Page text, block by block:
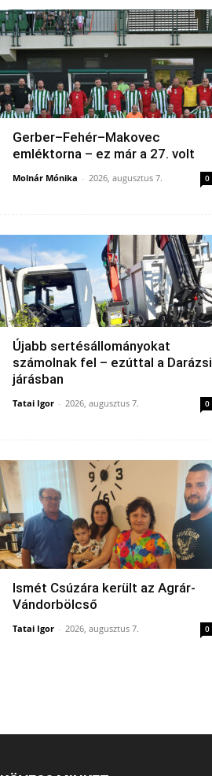
Gerber–Fehér–Makovec
emléktorna – ez már a 27. volt
Molnár Mónika - 2026, augusztus 7. 0
Újabb sertésállományokat
számolnak fel – ezúttal a Darázsi
járásban
Tatai Igor - 2026, augusztus 7. 0
Ismét Csúzára került az Agrár-
Vándorbölcső
Tatai Igor - 2026, augusztus 7. 0